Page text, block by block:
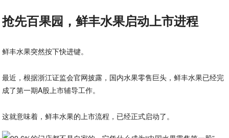
抢先百果园，鲜丰水果启动上市进程
鲜丰水果突然按下快进键。
最近，根据浙江证监会官网披露，国内水果零售巨头，鲜丰水果已经完
成了第一期A股上市辅导工作。
这就意味着，鲜丰水果的上市流程，已经正式启动了。